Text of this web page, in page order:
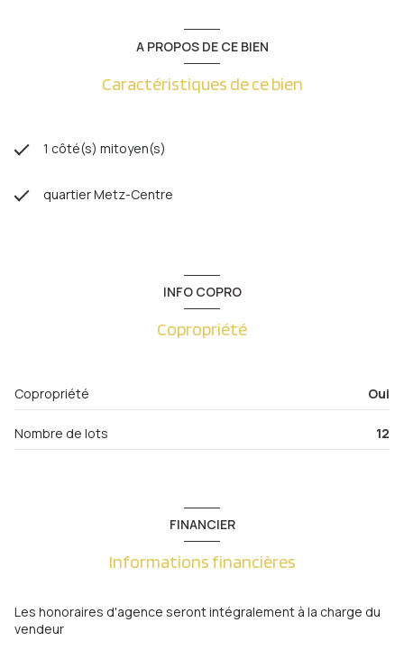
A PROPOS DE CE BIEN
Caractéristiques de ce bien
1 côté(s) mitoyen(s)
quartier Metz-Centre
INFO COPRO
Copropriété
Copropriété Oui
Nombre de lots 12
FINANCIER
Informations financières
Les honoraires d'agence seront intégralement à la charge du
vendeur